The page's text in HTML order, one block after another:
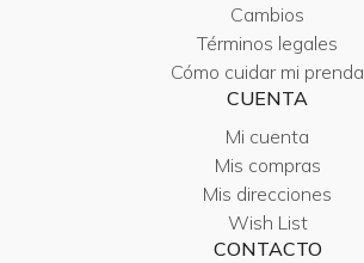
Cambios
Términos legales
Cómo cuidar mi prenda
CUENTA
Mi cuenta
Mis compras
Mis direcciones
Wish List
CONTACTO